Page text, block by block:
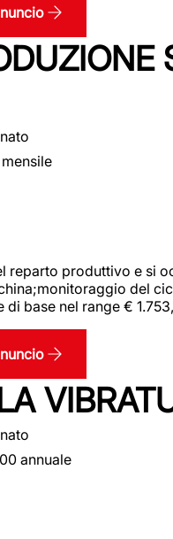
reparto produttivo e si
del
base nel range €
annuale